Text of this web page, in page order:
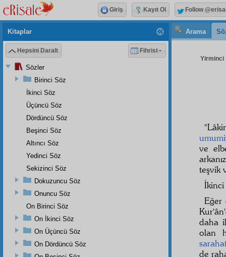
Arama
Yirminci
ve
teşvik
İkinci
Eğer
daha
olan
de
Kitaplar
Hepsini Daralt Fihrist
Sözler
Birinci Söz
İkinci Söz
Üçüncü Söz
Dördüncü Söz
Beşinci Söz
Altıncı Söz
Yedinci Söz
Sekizinci Söz
Dokuzuncu Söz
Onuncu Söz
On Birinci Söz
On İkinci Söz
On Üçüncü Söz
On Dördüncü Söz
Giriş Kayıt Ol Follow